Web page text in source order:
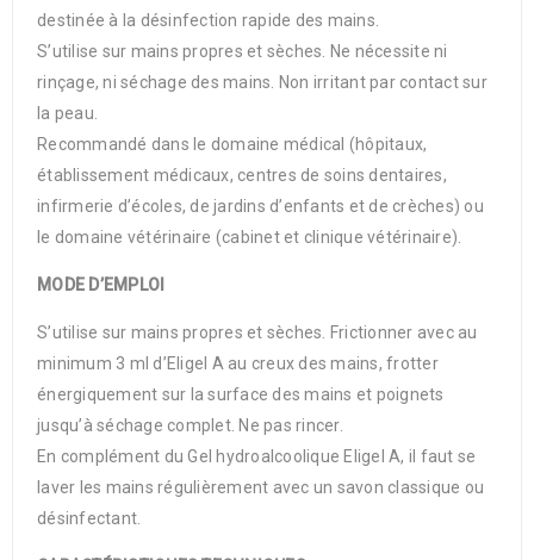
destinée à la désinfection rapide des mains.
S’utilise sur mains propres et sèches. Ne nécessite ni
rinçage, ni séchage des mains. Non irritant par contact sur
la peau.
Recommandé dans le domaine médical (hôpitaux,
établissement médicaux, centres de soins dentaires,
infirmerie d’écoles, de jardins d’enfants et de crèches) ou
le domaine vétérinaire (cabinet et clinique vétérinaire).
MODE D’EMPLOI
S’utilise sur mains propres et sèches. Frictionner avec au
minimum 3 ml d’Eligel A au creux des mains, frotter
énergiquement sur la surface des mains et poignets
jusqu’à séchage complet. Ne pas rincer.
En complément du Gel hydroalcoolique Eligel A, il faut se
laver les mains régulièrement avec un savon classique ou
désinfectant.